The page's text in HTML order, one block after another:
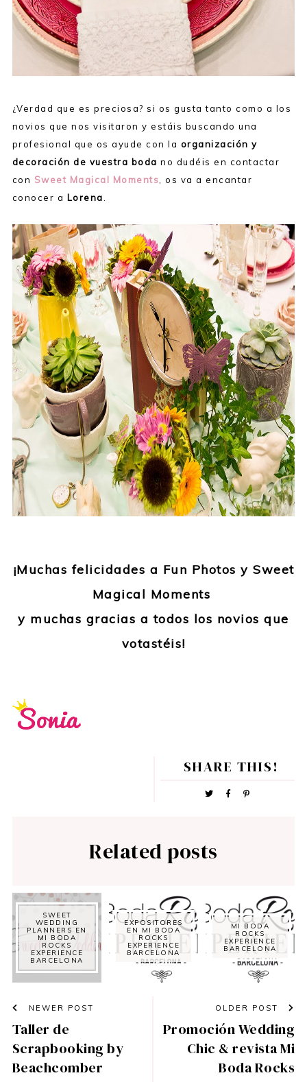
¿Verdad que es preciosa? si os gusta tanto como a los
novios que nos visitaron y estáis buscando una
profesional que os ayude con la organización y
decoración de vuestra boda no dudéis en contactar
con Sweet Magical Moments, os va a encantar
conocer a Lorena.
¡Muchas felicidades a Fun Photos y Sweet
Magical Moments
y muchas gracias a todos los novios que
votastéis!
SHARE THIS!
Related posts
SWEET
WEDDING
PLANNERS EN
MI BODA
ROCKS
EXPERIENCE
BARCELONA
EXPOSITORES
EN MI BODA
ROCKS
EXPERIENCE
BARCELONA
MI BODA
ROCKS
EXPERIENCE
BARCELONA
NEWER POST
Taller de
Scrapbooking by
Beachcomber
OLDER POST
Promoción Wedding
Chic & revista Mi
Boda Rocks